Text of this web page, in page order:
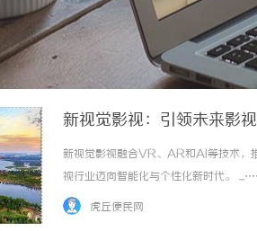
新视觉影视：引领未来影
新视觉影视融合VR、AR和AI等技术，
视行业迈向智能化与个性化新时代。
虎丘便民网